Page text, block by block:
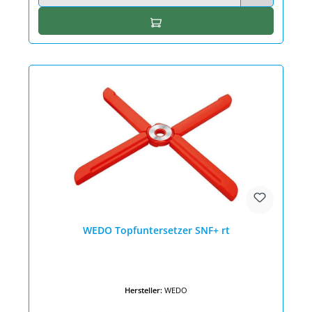
In den Warenkorb
WEDO Topfuntersetzer SNF+ rt
Hersteller: WEDO